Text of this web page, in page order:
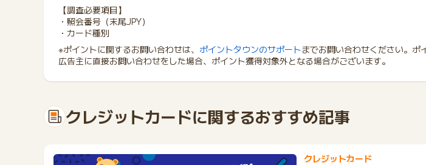
【調査必要項目】
・照会番号（末尾JPY）
・カード種別
※ポイントに関するお問い合わせは、 ポイントタウンのサポートまでお問い合わせください。ポ
広告主に直接お問い合わせをした場合、ポイント獲得対象外となる場合がございます。
クレジットカードに関するおすすめ記事
クレジットカード